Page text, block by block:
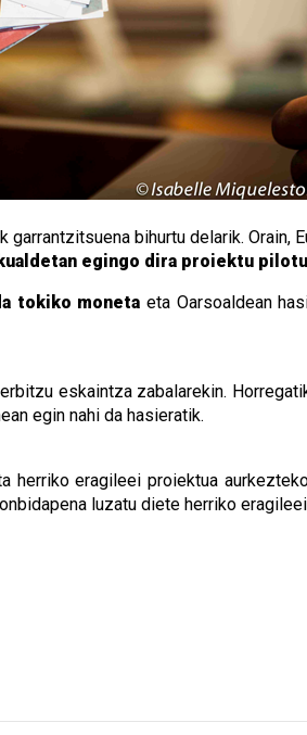
bihurtu delarik. Orain,
egingo dira proiektu
tokiko moneta eta Oarsoaldean
eskaintza zabalarekin.
egin nahi da hasieratik.
herriko eragileei proiektua
luzatu diete herriko